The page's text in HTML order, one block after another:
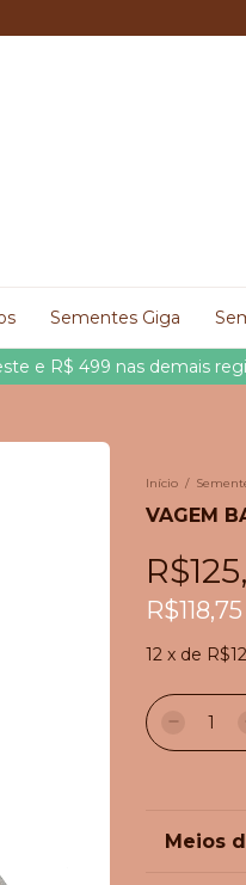
e R$ 499 nas demais
Sementes Giga
Início /
VAGEM
R$118,75
12 x de
Meios